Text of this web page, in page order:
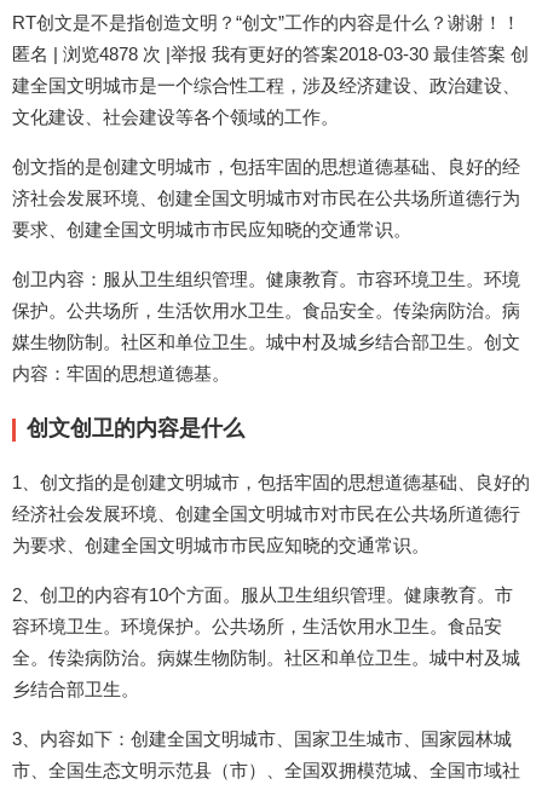
RT创文是不是指创造文明？“创文”工作的内容是什么？谢谢！！
匿名 | 浏览4878 次 |举报 我有更好的答案2018-03-30 最佳答案 创
建全国文明城市是一个综合性工程，涉及经济建设、政治建设、
文化建设、社会建设等各个领域的工作。
创文指的是创建文明城市，包括牢固的思想道德基础、良好的经
济社会发展环境、创建全国文明城市对市民在公共场所道德行为
要求、创建全国文明城市市民应知晓的交通常识。
创卫内容：服从卫生组织管理。健康教育。市容环境卫生。环境
保护。公共场所，生活饮用水卫生。食品安全。传染病防治。病
媒生物防制。社区和单位卫生。城中村及城乡结合部卫生。创文
内容：牢固的思想道德基。
创文创卫的内容是什么
1、创文指的是创建文明城市，包括牢固的思想道德基础、良好的
经济社会发展环境、创建全国文明城市对市民在公共场所道德行
为要求、创建全国文明城市市民应知晓的交通常识。
2、创卫的内容有10个方面。服从卫生组织管理。健康教育。市
容环境卫生。环境保护。公共场所，生活饮用水卫生。食品安
全。传染病防治。病媒生物防制。社区和单位卫生。城中村及城
乡结合部卫生。
3、内容如下：创建全国文明城市、国家卫生城市、国家园林城
市、全国生态文明示范县（市）、全国双拥模范城、全国市域社